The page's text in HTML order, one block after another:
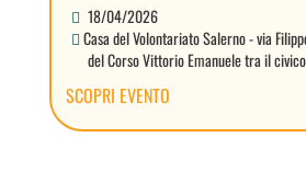
18/04/2026
Casa del Volontariato Salerno - via
del Corso Vittorio Emanuele tra il
SCOPRI EVENTO